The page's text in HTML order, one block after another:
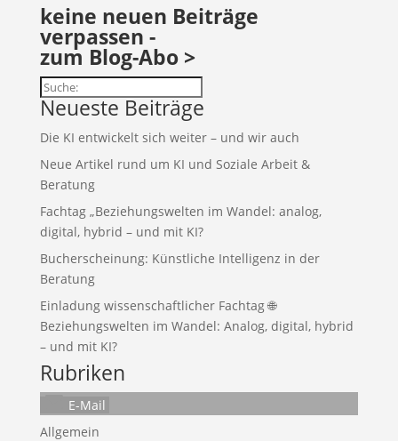
keine neuen Beiträge
verpassen -
zum Blog-Abo >
Suchen
Neueste Beiträge
Die KI entwickelt sich weiter – und wir auch
Neue Artikel rund um KI und Soziale Arbeit &
Beratung
Fachtag „Beziehungswelten im Wandel: analog,
digital, hybrid – und mit KI?
Bucherscheinung: Künstliche Intelligenz in der
Beratung
Einladung wissenschaftlicher Fachtag 🌐
Beziehungswelten im Wandel: Analog, digital, hybrid
– und mit KI?
Rubriken
E-Mail
Allgemein